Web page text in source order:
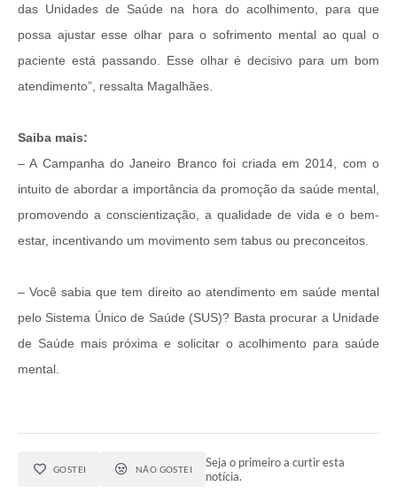
das Unidades de Saúde na hora do acolhimento, para que
possa ajustar esse olhar para o sofrimento mental ao qual o
paciente está passando. Esse olhar é decisivo para um bom
atendimento”, ressalta Magalhães.
Saiba mais:
– A Campanha do Janeiro Branco foi criada em 2014, com o
intuito de abordar a importância da promoção da saúde mental,
promovendo a conscientização, a qualidade de vida e o bem-
estar, incentivando um movimento sem tabus ou preconceitos.
– Você sabia que tem direito ao atendimento em saúde mental
pelo Sistema Único de Saúde (SUS)? Basta procurar a Unidade
de Saúde mais próxima e solicitar o acolhimento para saúde
mental.
GOSTEI NÃO GOSTEI
Seja o primeiro a curtir esta
notícia.